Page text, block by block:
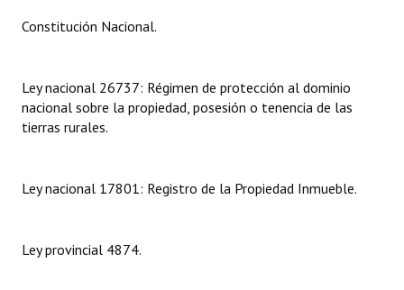
DOCUMENTOS
Proyectos Presentados
Constitución Nacional.
Ley nacional 26737: Régimen de protección al dominio
nacional sobre la propiedad, posesión o tenencia de las
tierras rurales.
Ley nacional 17801: Registro de la Propiedad Inmueble.
Ley provincial 4874.